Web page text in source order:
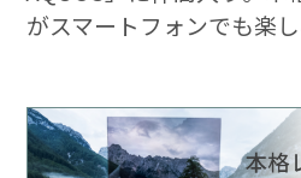
My AQUOS（公式アプリ）
がスマートフォンでも楽し